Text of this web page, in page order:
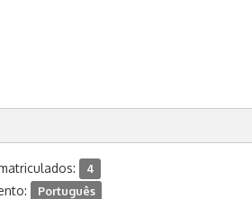
4
Português